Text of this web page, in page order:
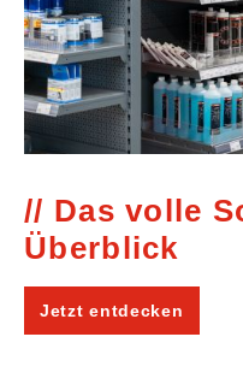
Das volle
Überblick
Jetzt entdecken